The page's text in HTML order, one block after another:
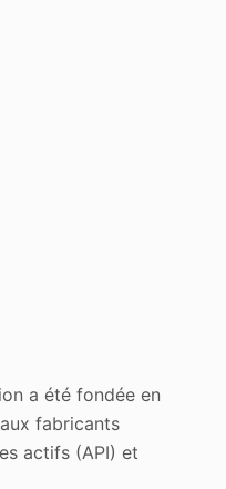
a été fondée en
fabricants
actifs (API) et